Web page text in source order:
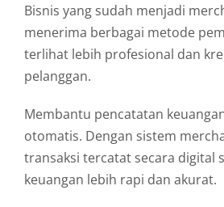
Bisnis yang sudah menjadi
menerima berbagai metode
terlihat lebih profesional dan
pelanggan.
Membantu pencatatan
otomatis. Dengan sistem
transaksi tercatat secara digital
keuangan lebih rapi dan akurat.